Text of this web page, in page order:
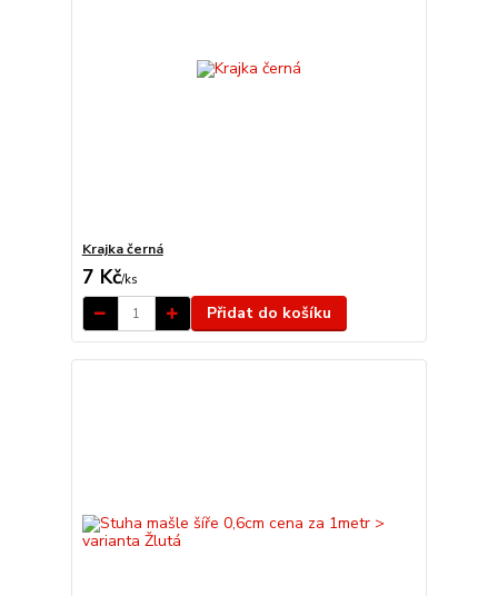
Krajka černá
7 Kč/ks
Přidat do košíku